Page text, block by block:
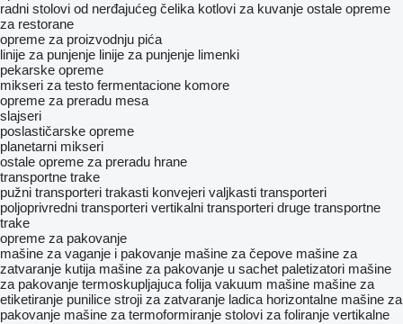
radni stolovi od nerđajućeg čelika kotlovi za kuvanje ostale opreme
za restorane
opreme za proizvodnju pića
linije za punjenje linije za punjenje limenki
pekarske opreme
mikseri za testo fermentacione komore
opreme za preradu mesa
slajseri
poslastičarske opreme
planetarni mikseri
ostale opreme za preradu hrane
transportne trake
pužni transporteri trakasti konvejeri valjkasti transporteri
poljoprivredni transporteri vertikalni transporteri druge transportne
trake
opreme za pakovanje
mašine za vaganje i pakovanje mašine za čepove mašine za
zatvaranje kutija mašine za pakovanje u sachet paletizatori mašine
za pakovanje termoskupljajuca folija vakuum mašine mašine za
etiketiranje punilice stroji za zatvaranje ladica horizontalne mašine za
pakovanje mašine za termoformiranje stolovi za foliranje vertikalne